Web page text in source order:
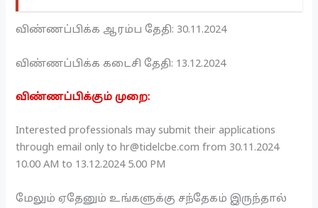
விண்ணப்பிக்க ஆரம்ப தேதி: 30.11.2024
விண்ணப்பிக்க கடைசி தேதி: 13.12.2024
விண்ணப்பிக்கும் முறை:
Interested professionals may submit their applications
through email only to hr@tidelcbe.com from 30.11.2024
10.00 AM to 13.12.2024 5.00 PM
மேலும் ஏதேனும் உங்களுக்கு சந்தேகம் இருந்தால்